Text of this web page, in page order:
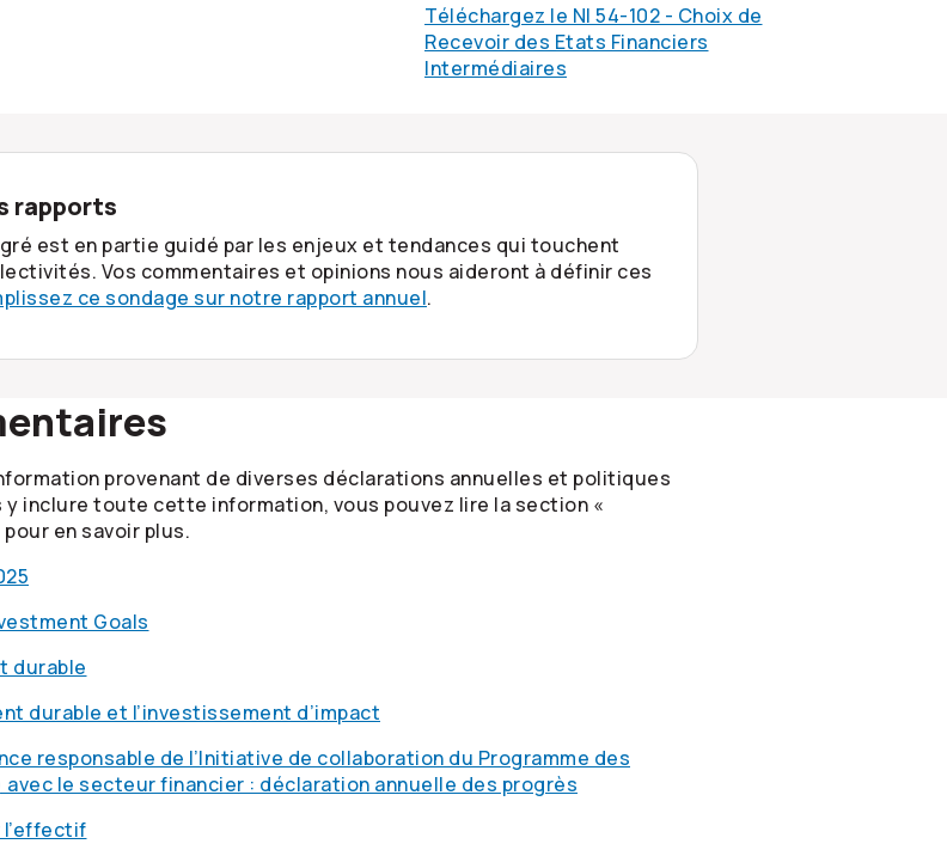
Téléchargez le NI 54-102 - Choix de
Recevoir des Etats Financiers
Intermédiaires
rapports
est en partie guidé par les enjeux et tendances qui touchent
Vos commentaires et opinions nous aideront à définir ces
ce sondage sur notre rapport annuel.
provenant de diverses déclarations annuelles et politiques
y inclure toute cette information, vous pouvez lire la section «
en savoir plus.
Goals
durable
durable et l’investissement d’impact
responsable de l’Initiative de collaboration du Programme des
avec le secteur financier : déclaration annuelle des progrès